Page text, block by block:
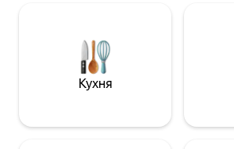
Nest Самостійне прибуття без ключа У
пральній/сушильній машині Ліжко
king-size Зарядні пристрої на
тумбочках Подвійні раковини в
1 автомобіль навпроти входу Без
Кухня